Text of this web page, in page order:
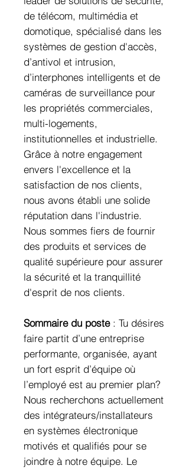
de télécom, multimédia et
domotique, spécialisé dans les
systèmes de gestion d'accès,
d’antivol et intrusion,
d’interphones intelligents et de
caméras de surveillance pour
les propriétés commerciales,
multi-logements,
institutionnelles et industrielle.
Grâce à notre engagement
envers l'excellence et la
satisfaction de nos clients,
nous avons établi une solide
réputation dans l'industrie.
Nous sommes fiers de fournir
des produits et services de
qualité supérieure pour assurer
la sécurité et la tranquillité
d'esprit de nos clients.
Sommaire du poste: Tu désires
faire partit d’une entreprise
performante, organisée, ayant
un fort esprit d’équipe où
l’employé est au premier plan?
Nous recherchons actuellement
des intégrateurs/installateurs
en systèmes électronique
motivés et qualifiés pour se
joindre à notre équipe. Le